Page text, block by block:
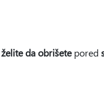
da obrišetepored